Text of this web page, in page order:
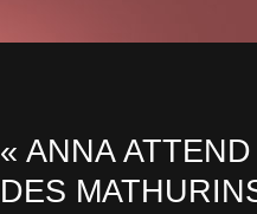
« ANNA
DES